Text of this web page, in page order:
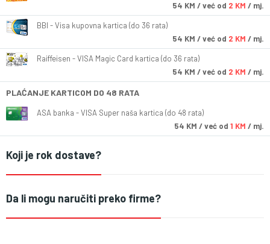
54 KM / već od 2 KM / mj.
BBI - Visa kupovna kartica (do 36 rata)
54 KM / već od 2 KM / mj.
Raiffeisen - VISA Magic Card kartica (do 36 rata)
54 KM / već od 2 KM / mj.
PLAĆANJE KARTICOM DO 48 RATA
ASA banka - VISA Super naša kartica (do 48 rata)
54 KM / već od 1 KM / mj.
Koji je rok dostave?
Da li mogu naručiti preko firme?